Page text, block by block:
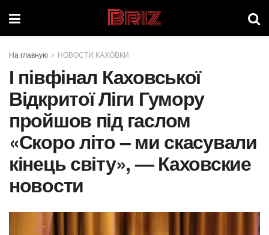
Briz
На главную НОВОСТИ КАХОВКИ
І півфінал Каховської
Відкритої Ліги Гумору
пройшов під гаслом
«Скоро літо – ми скасували
кінець світу», — Каховские
новости